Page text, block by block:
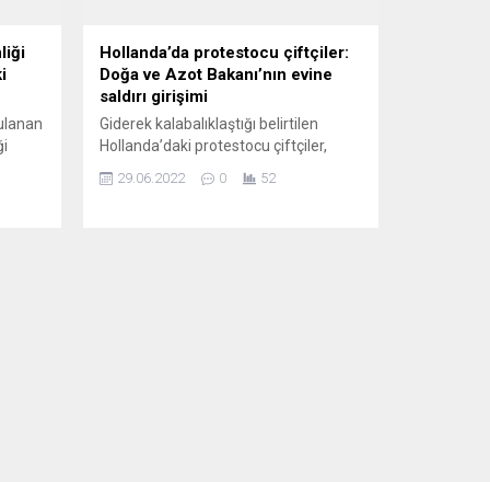
Hollanda’da protestocu çiftçiler:
Doğa ve Azot Bakanı’nın evine
saldırı girişimi
Giderek kalabalıklaştığı belirtilen
Hollanda’daki protestocu çiftçiler,
der Wal’ın evinin önündeki polis
29.06.2022 0 52